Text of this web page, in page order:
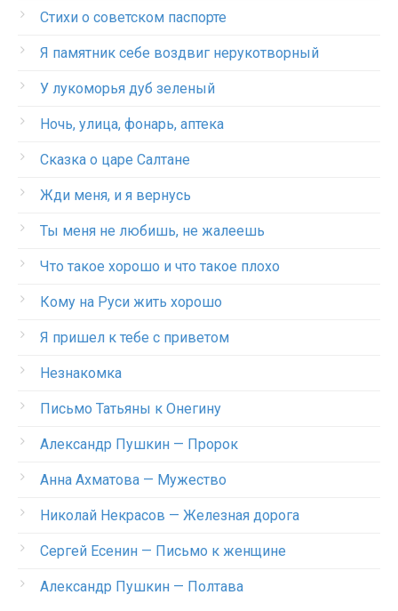
Стихи о советском паспорте
Я памятник себе воздвиг нерукотворный
У лукоморья дуб зеленый
Ночь, улица, фонарь, аптека
Сказка о царе Салтане
Жди меня, и я вернусь
Ты меня не любишь, не жалеешь
Что такое хорошо и что такое плохо
Кому на Руси жить хорошо
Я пришел к тебе с приветом
Незнакомка
Письмо Татьяны к Онегину
Александр Пушкин — Пророк
Анна Ахматова — Мужество
Николай Некрасов — Железная дорога
Сергей Есенин — Письмо к женщине
Александр Пушкин — Полтава